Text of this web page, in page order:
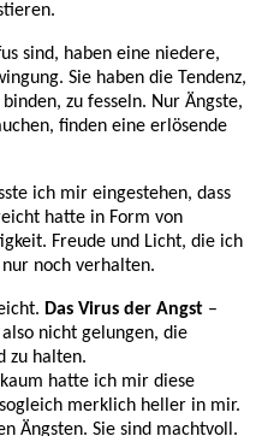
sind, haben eine niedere,
Sie haben die Tendenz,
zu fesseln. Nur Ängste,
finden eine erlösende
ich mir eingestehen, dass
hatte in Form von
Freude und Licht, die ich
noch verhalten.
Das Virus der Angst –
nicht gelungen, die
zu halten.
hatte ich mir diese
merklich heller in mir.
Ängsten. Sie sind machtvoll.